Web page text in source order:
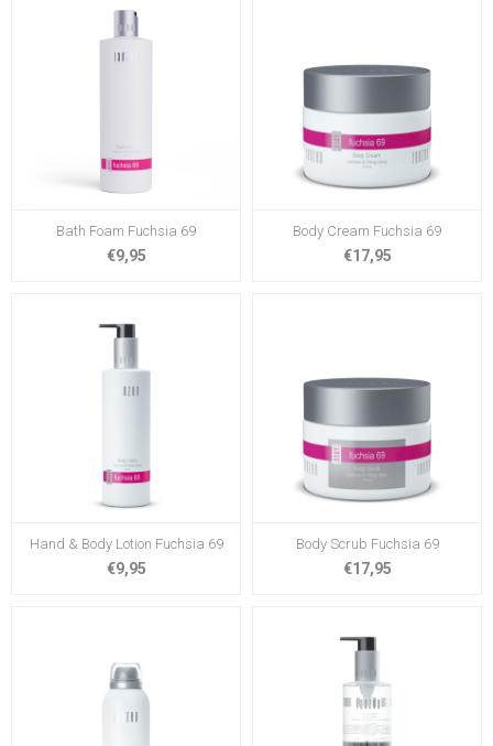
Bath Foam Fuchsia 69
€9,95
Body Cream Fuchsia 69
€17,95
Hand & Body Lotion Fuchsia 69
€9,95
Body Scrub Fuchsia 69
€17,95